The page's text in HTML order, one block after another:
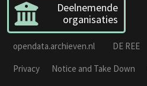
Deelnemende
organisaties
opendata.archieven.nl DE REE
Privacy
Notice and Take Down